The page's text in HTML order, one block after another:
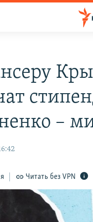
–
Читать без VPN